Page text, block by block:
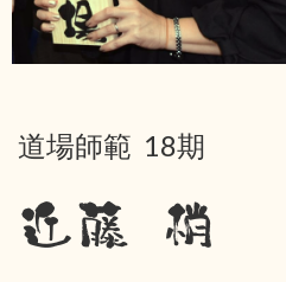
道場師範 18期
近藤 梢